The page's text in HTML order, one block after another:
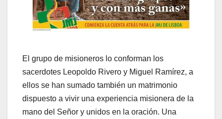
El grupo de misioneros lo conforman los
sacerdotes Leopoldo Rivero y Miguel Ramírez, a
ellos se han sumado también un matrimonio
dispuesto a vivir una experiencia misionera de la
mano del Señor y unidos en la oración. Una